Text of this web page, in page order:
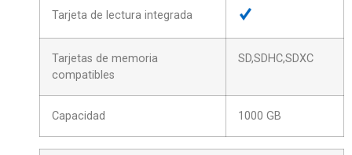
Tarjeta de lectura integrada
Tarjetas de memoria
compatibles
SD,SDHC,SDXC
Capacidad 1000 GB